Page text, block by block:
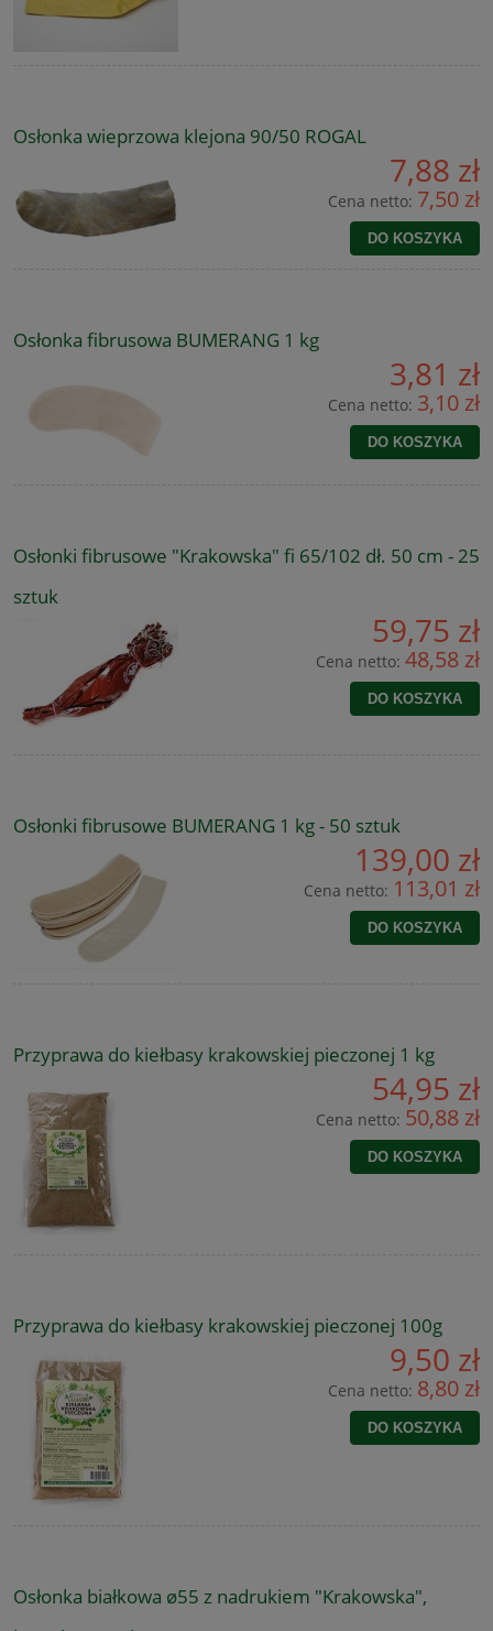
Osłonka wieprzowa klejona 90/50 ROGAL
7,88 zł
Cena netto: 7,50 zł
DO KOSZYKA
Osłonka fibrusowa BUMERANG 1 kg
3,81 zł
Cena netto: 3,10 zł
DO KOSZYKA
Osłonki fibrusowe "Krakowska" fi 65/102 dł. 50 cm - 25
sztuk
59,75 zł
Cena netto: 48,58 zł
DO KOSZYKA
Osłonki fibrusowe BUMERANG 1 kg - 50 sztuk
139,00 zł
Cena netto: 113,01 zł
DO KOSZYKA
Przyprawa do kiełbasy krakowskiej pieczonej 1 kg
54,95 zł
Cena netto: 50,88 zł
DO KOSZYKA
Przyprawa do kiełbasy krakowskiej pieczonej 100g
9,50 zł
Cena netto: 8,80 zł
DO KOSZYKA
Osłonka białkowa ø55 z nadrukiem "Krakowska",